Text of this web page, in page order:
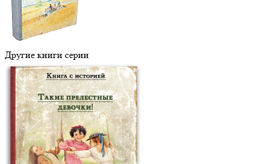
Другие книги серии